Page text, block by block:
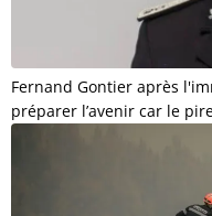
Fernand Gontier après
préparer l’avenir car le